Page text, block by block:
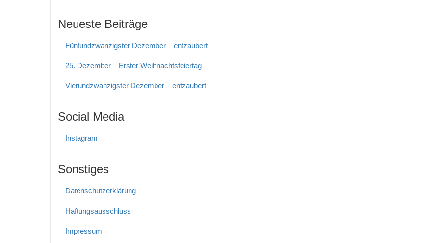
Neueste Beiträge
Fünfundzwanzigster Dezember – entzaubert
25. Dezember – Erster Weihnachtsfeiertag
Vierundzwanzigster Dezember – entzaubert
Social Media
Instagram
Sonstiges
Datenschutzerklärung
Haftungs­ausschluss
Impressum